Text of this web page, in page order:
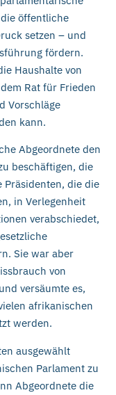
öffentliche
setzen – und
fördern.
Haushalte von
Rat für Frieden
Vorschläge
kann.
Abgeordnete den
beschäftigen, die
Präsidenten, die die
in Verlegenheit
verabschiedet,
Sie war aber
von
versäumte es,
afrikanischen
werden.
ausgewählt
Parlament zu
Abgeordnete die